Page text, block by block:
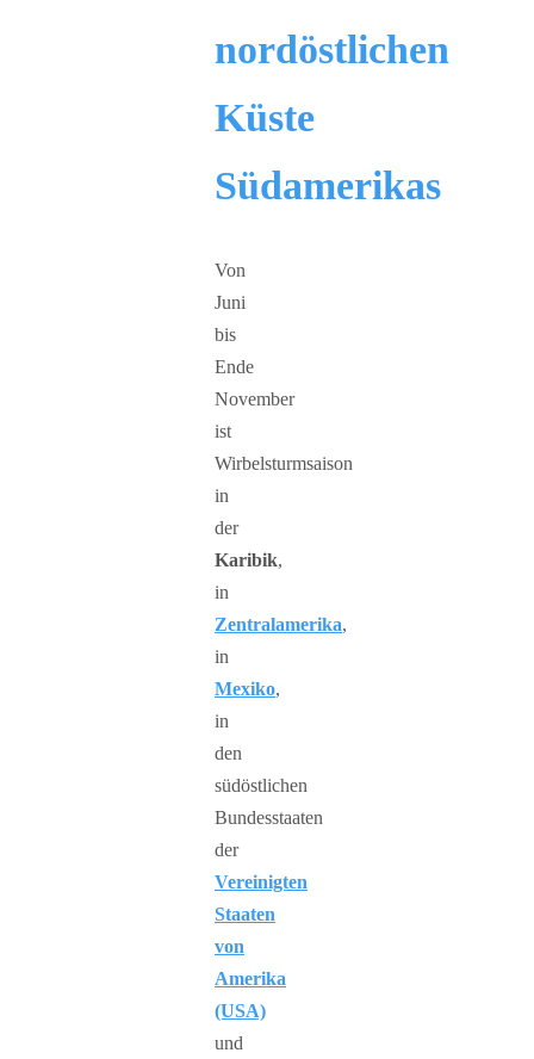
nordöstlichen
Küste
Südamerikas
Von
Juni
bis
Ende
November
ist
Wirbelsturmsaison
in
der
Karibik,
in
Zentralamerika,
in
Mexiko,
in
den
südöstlichen
Bundesstaaten
der
Vereinigten
Staaten
von
Amerika
(USA)
und